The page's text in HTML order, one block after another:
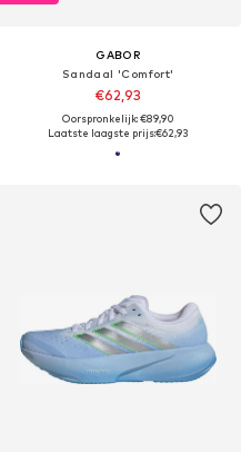
GABOR
Sandaal 'Comfort'
€62,93
Oorspronkelijk: €89,90
Laatste laagste prijs:€62,93